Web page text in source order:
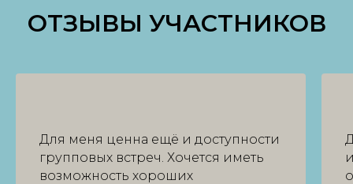
ОТЗЫВЫ УЧАСТНИКОВ
Для меня ценна ещё и доступности
групповых встреч. Хочется иметь
возможность хороших